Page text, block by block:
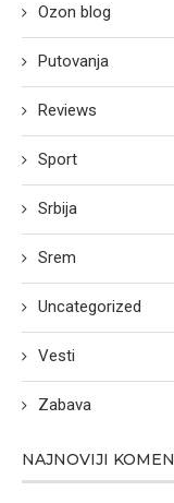
Ozon blog
Putovanja
Reviews
Sport
Srbija
Srem
Uncategorized
Vesti
Zabava
NAJNOVIJI